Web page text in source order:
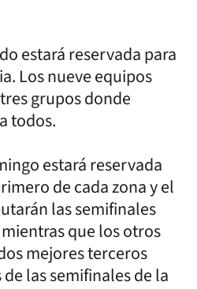
estará reservada para
Los nueve equipos
grupos donde
todos.
estará reservada
de cada zona y el
las semifinales
que los otros
mejores terceros
las semifinales de la